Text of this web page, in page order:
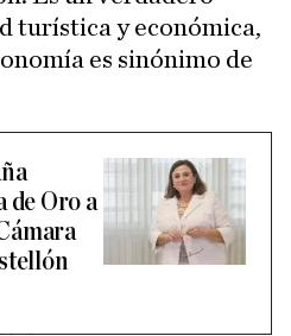
turística y económica,
es sinónimo de
de Oro a